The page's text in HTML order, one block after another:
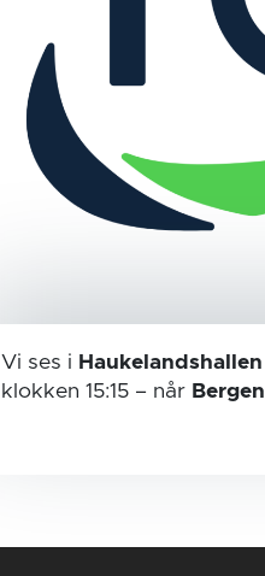
Vi ses i Haukelandshallen
klokken 15:15– når Bergen